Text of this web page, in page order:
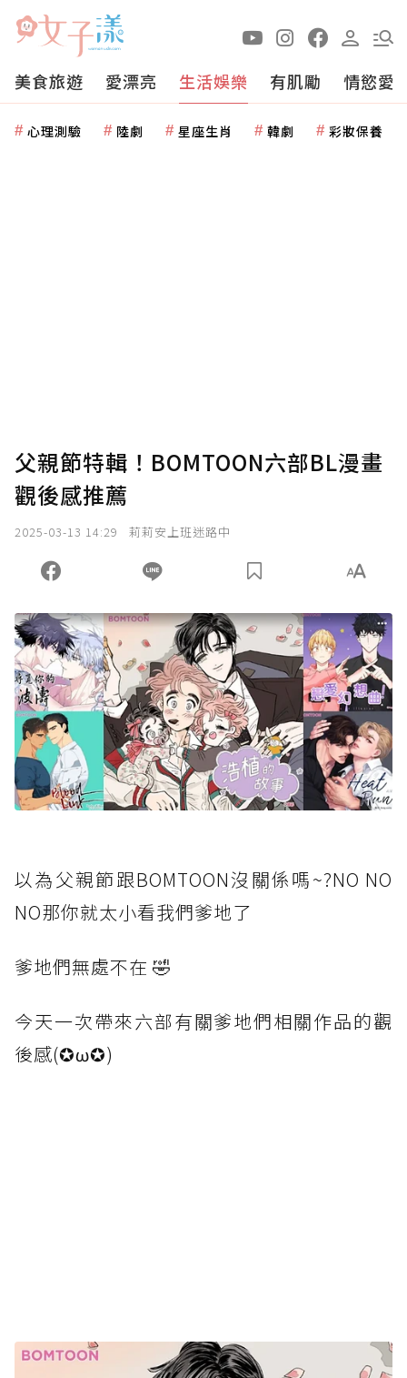
美食旅遊 愛漂亮 生活娛樂 有肌勵 情慾愛
心理測驗 陸劇 星座生肖 韓劇 彩妝保養
父親節特輯！BOMTOON六部BL漫畫
觀後感推薦
2025-03-13 14:29 莉莉安上班迷路中
以為父親節跟BOMTOON沒關係嗎~?NO NO
NO那你就太小看我們爹地了
爹地們無處不在 🤣
今天一次帶來六部有關爹地們相關作品的觀
後感(✪ω✪)